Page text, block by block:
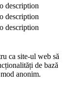
description
description
description
ca site-ul web să
de bază
anonim.